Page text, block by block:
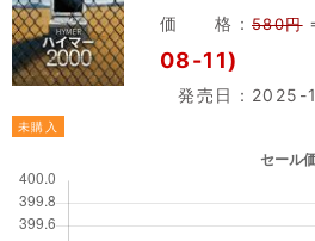
価 格： 580円
08-11)
発売日：2025-
未購入